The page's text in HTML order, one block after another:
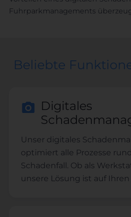
Fuhrparkmanagements
Beliebte
Digitales
Unser digitales
optimiert alle Prozesse
Schadenfall. Ob als
unsere Lösung ist auf